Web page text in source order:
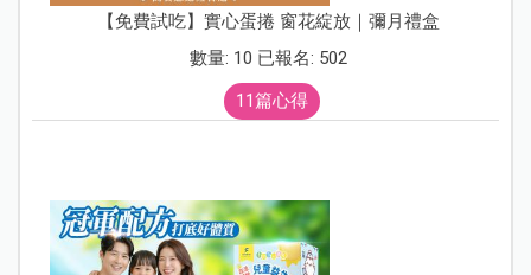
【免費試吃】實心蛋捲 窗花綻放｜彌月禮盒
數量: 10 已報名: 502
11篇心得